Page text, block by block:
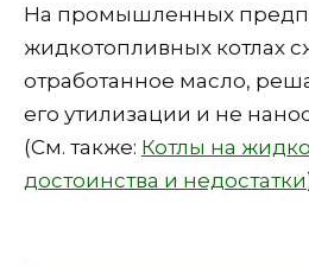
На промышленных
жидкотопливных котлах
отработанное масло,
его утилизации и не
(См. также: Котлы на
достоинства и недостатки